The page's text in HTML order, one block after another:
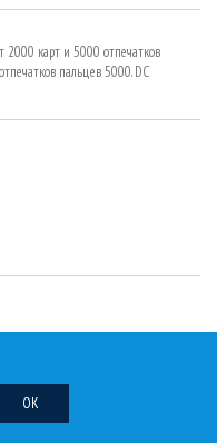
2000 карт и 5000 отпечатков
пальцев 5000. DC
OK